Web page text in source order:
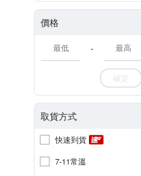
價格
-
確定
取貨方式
快速到貨
7-11常溫